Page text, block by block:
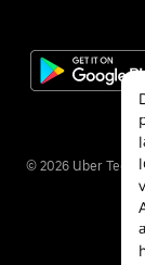
© 2026 Uber